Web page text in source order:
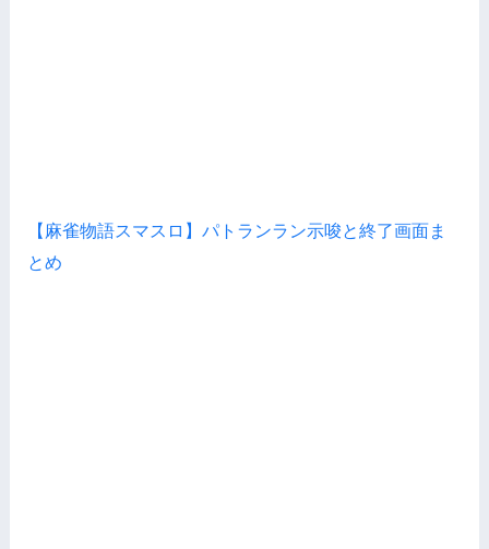
【麻雀物語スマスロ】パトランラン示唆と終了画面ま
とめ